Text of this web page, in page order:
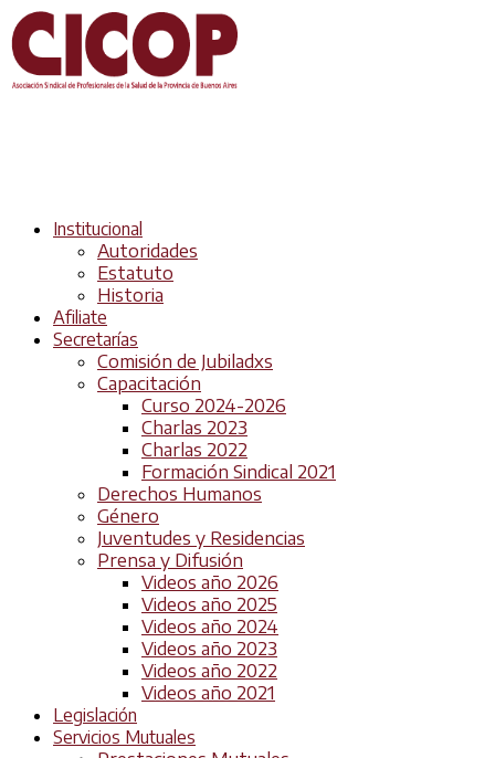
Institucional
Autoridades
Estatuto
Historia
Afiliate
Secretarías
Comisión de Jubiladxs
Capacitación
Curso 2024-2026
Charlas 2023
Charlas 2022
Formación Sindical 2021
Derechos Humanos
Género
Juventudes y Residencias
Prensa y Difusión
Videos año 2026
Videos año 2025
Videos año 2024
Videos año 2023
Videos año 2022
Videos año 2021
Legislación
Servicios Mutuales